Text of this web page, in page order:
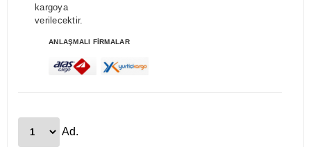
kargoya
verilecektir.
ANLAŞMALI FİRMALAR
Ad.